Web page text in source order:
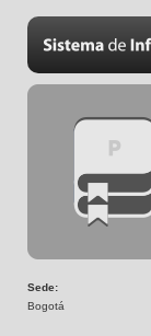
Sede:
Bogotá